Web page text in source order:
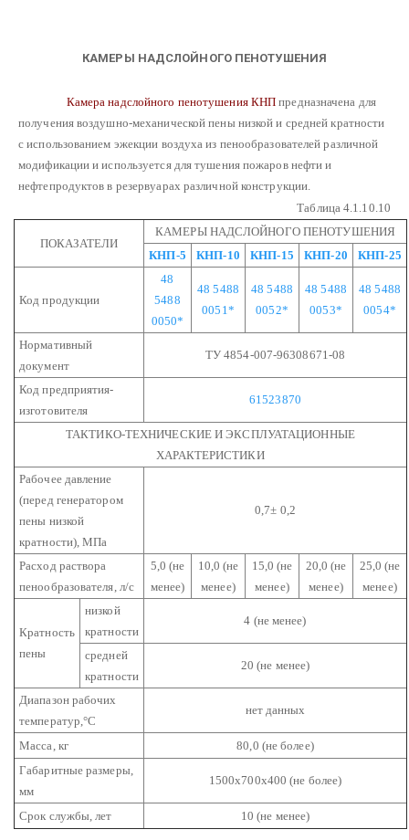
КАМЕРЫ НАДСЛОЙНОГО ПЕНОТУШЕНИЯ
Камера надслойного пенотушения КНП предназначена для
получения воздушно-механической пены низкой и средней кратности
с использованием эжекции воздуха из пенообразователей различной
модификации и используется для тушения пожаров нефти и
нефтепродуктов в резервуарах различной конструкции.
Таблица 4.1.10.10
ПОКАЗАТЕЛИ
КАМЕРЫ НАДСЛОЙНОГО ПЕНОТУШЕНИЯ
КНП-5
КНП-10 КНП-15 КНП-20 КНП-25
Код продукции
48
5488
0050*
48 5488
0051*
48 5488
0052*
48 5488
0053*
48 5488
0054*
Нормативный
документ
ТУ 4854-007-96308671-08
Код предприятия-
изготовителя
61523870
ТАКТИКО-ТЕХНИЧЕСКИЕ И ЭКСПЛУАТАЦИОННЫЕ
ХАРАКТЕРИСТИКИ
Рабочее давление
(перед генератором
пены низкой
кратности), МПа
0,7± 0,2
Расход раствора
пенообразователя, л/с
5,0 (не
менее)
10,0 (не
менее)
15,0 (не
менее)
20,0 (не
менее)
25,0 (не
менее)
Кратность
пены
низкой
кратности
4 (не менее)
средней
кратности
20 (не менее)
Диапазон рабочих
температур,°С
нет данных
Масса, кг
80,0 (не более)
Габаритные размеры,
мм
1500х700х400 (не более)
Срок службы, лет 10 (не менее)